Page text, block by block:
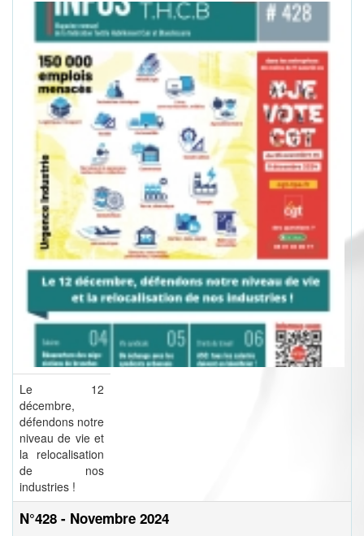
Le 12
décembre,
défendons notre
niveau de vie et
la relocalisation
de nos
industries !
N°428 - Novembre 2024